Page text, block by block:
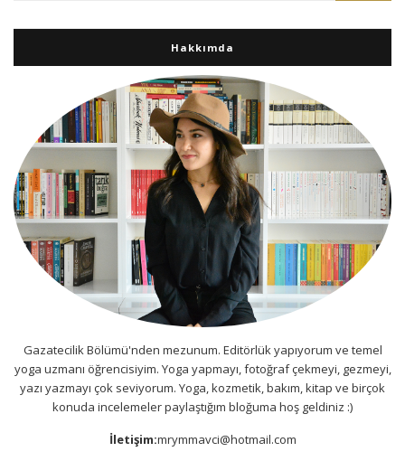
Hakkımda
Gazatecilik Bölümü'nden mezunum. Editörlük yapıyorum ve temel
yoga uzmanı öğrencisiyim. Yoga yapmayı, fotoğraf çekmeyi, gezmeyi,
yazı yazmayı çok seviyorum. Yoga, kozmetik, bakım, kitap ve birçok
konuda incelemeler paylaştığım bloğuma hoş geldiniz :)
İletişim:mrymmavci@hotmail.com